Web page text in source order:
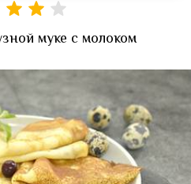
муке с молоком